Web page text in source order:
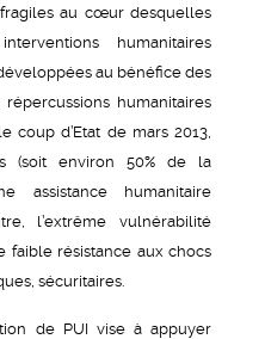
au cœur desquelles
humanitaires
au bénéfice des
humanitaires
coup d’Etat de mars 2013,
(soit environ 50% de la
assistance humanitaire
l’extrême vulnérabilité
faible résistance aux chocs
sécuritaires.
de PUI vise à appuyer